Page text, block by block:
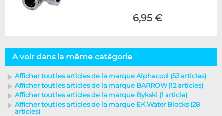
6,95 €
A voir dans la même catégorie
Afficher tout les articles de la marque Alphacool (53 articles)
Afficher tout les articles de la marque BARROW (12 articles)
Afficher tout les articles de la marque Bykski (1 article)
Afficher tout les articles de la marque EK Water Blocks (28
articles)